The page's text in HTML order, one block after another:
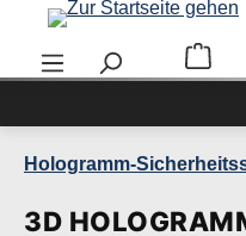
Zum Hauptinhalt springen
Hologramm-
3D